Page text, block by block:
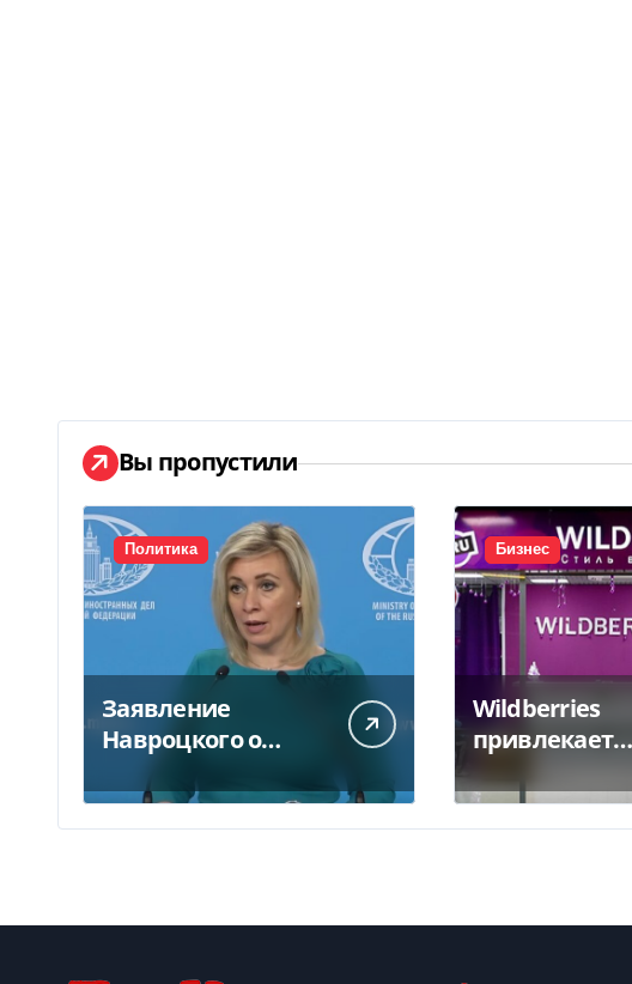
Вы пропустили
Политика
Заявление
Навроцкого о
понравилось РФ —
видео
Бизнес
Wildberries
привлекает
партнеров для
открытия
после